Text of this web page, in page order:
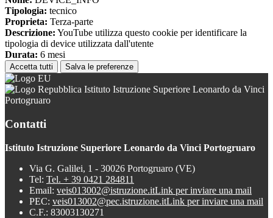
Tipologia: tecnico
Proprieta: Terza-parte
Descrizione: YouTube utilizza questo cookie per identificare la
tipologia di device utilizzata dall'utente
Durata: 6 mesi
Accetta tutti Salva le preferenze
Istituto Istruzione Superiore Leonardo da Vinci
Portogruaro
Contatti
Istituto Istruzione Superiore Leonardo da Vinci Portogruaro
Via G. Galilei, 1 - 30026 Portogruaro (VE)
Tel: Tel. + 39 0421 284811
Email: veis013002@istruzione.itLink per inviare una mail
PEC: veis013002@pec.istruzione.itLink per inviare una mail
C.F.: 83003130271